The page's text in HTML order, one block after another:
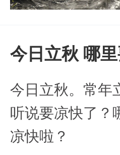
今日立秋 哪
今日立秋。常年
听说要凉快了？
凉快啦？